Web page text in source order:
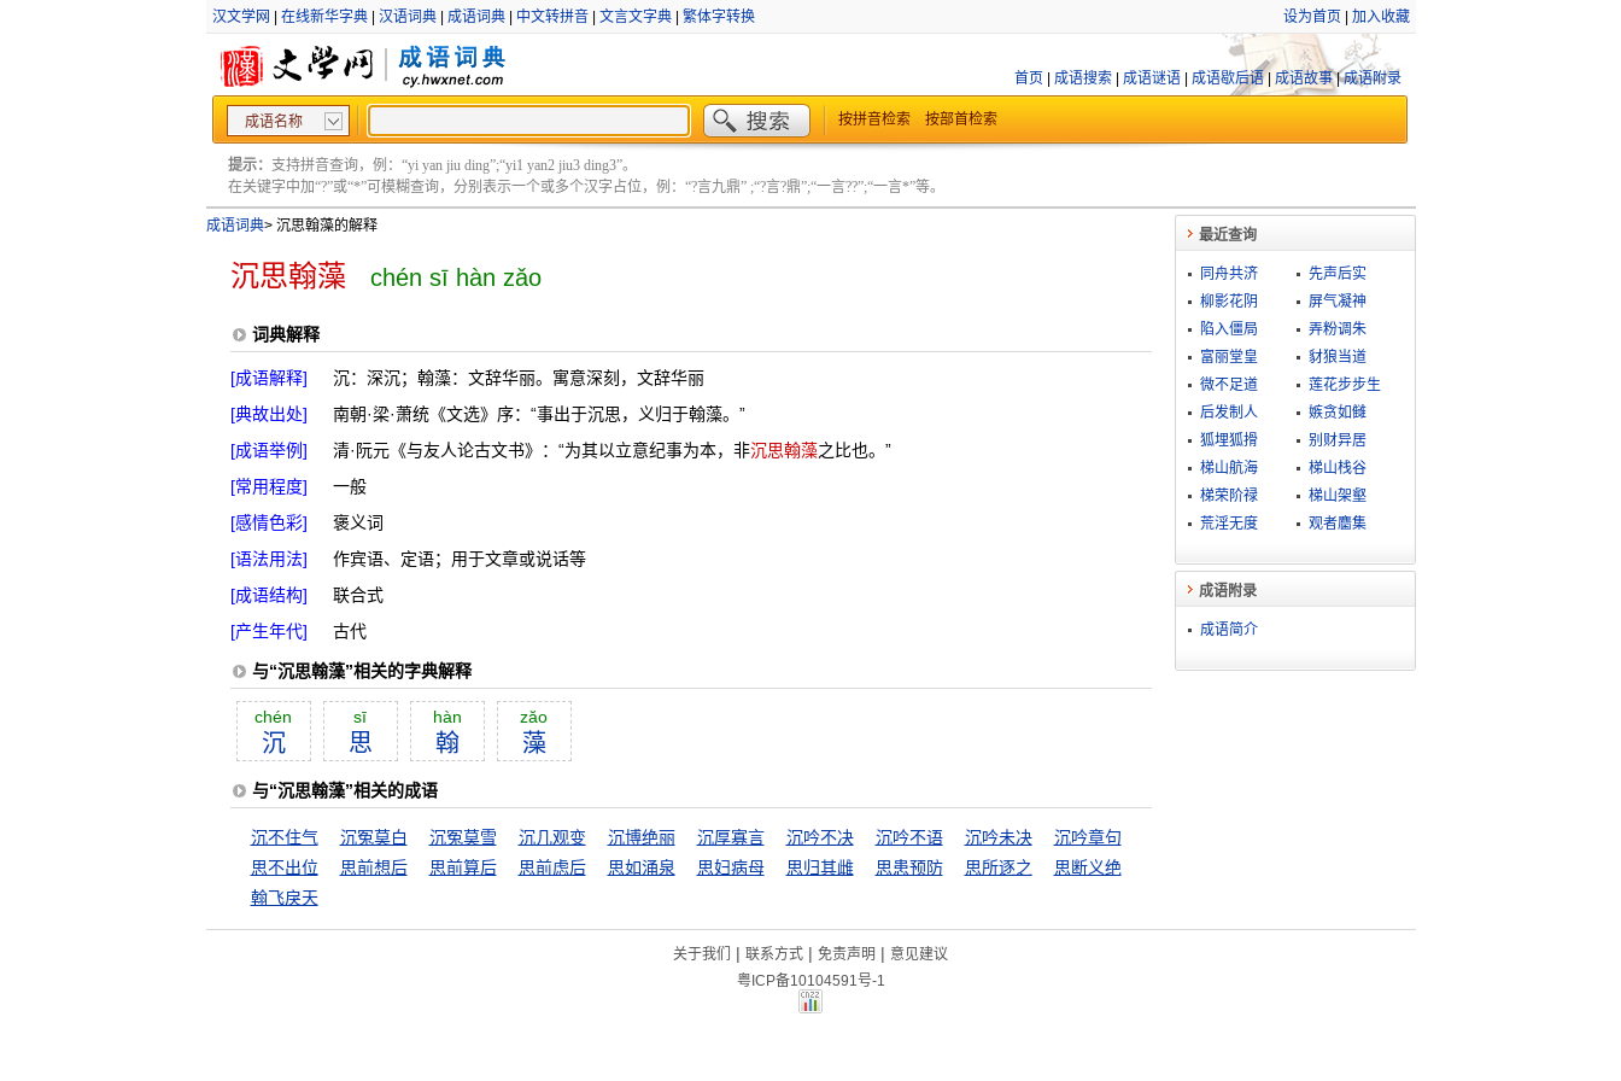
汉文学网 在线新华字典| 汉语词典| 成语词典| 中文转拼音| 文言文字典| 繁体字转换 设为首页 加入收藏
首页 成语搜索| 成语谜语| 成语歇后语| 成语故事|成语附录
成语名称 按拼音检索 按部首检索
提示： 支持拼音查询，例：“yi yan jiu ding”;“yi1 yan2 jiu3 ding3”。
在关键字中加“?”或“*”可模糊查询，分别表示一个或多个汉字占位，例：“?言九鼎” ;“?言?鼎”;“一言??”;“一言*”等。
成语词典>沉思翰藻的解释
沉思翰藻 chén sī hàn zǎo
词典解释
[成语解释]
沉：深沉；翰藻：文辞华丽。寓意深刻，文辞华丽
[典故出处]
南朝·梁·萧统《文选》序：“事出于沉思，义归于翰藻。”
[成语举例]
清·阮元《与友人论古文书》：“为其以立意纪事为本，非沉思翰藻之比也。”
[常用程度]
一般
[感情色彩]
褒义词
[语法用法]
作宾语、定语；用于文章或说话等
[成语结构]
联合式
[产生年代]
古代
与“沉思翰藻”相关的字典解释
chén
沉
sī
思
hàn
翰
zăo
藻
与“沉思翰藻”相关的成语
沉不住气 沉冤莫白 沉冤莫雪 沉几观变 沉博绝丽 沉厚寡言 沉吟不决 沉吟不语 沉吟未决
沉吟章句
思不出位
思前想后 思前算后 思前虑后 思如涌泉 思妇病母 思归其雌 思患预防 思所逐之
思断义绝
翰飞戾天
最近查询
同舟共济
先声后实
柳影花阴
屏气凝神
陷入僵局
弄粉调朱
富丽堂皇
豺狼当道
微不足道
莲花步步生
后发制人
嫉贪如雠
狐埋狐搰
别财异居
梯山航海
梯山栈谷
梯荣阶禄
梯山架壑
荒淫无度
观者麕集
成语附录
成语简介
关于我们 | 联系方式 | 免责声明 | 意见建议
粤ICP备10104591号-1